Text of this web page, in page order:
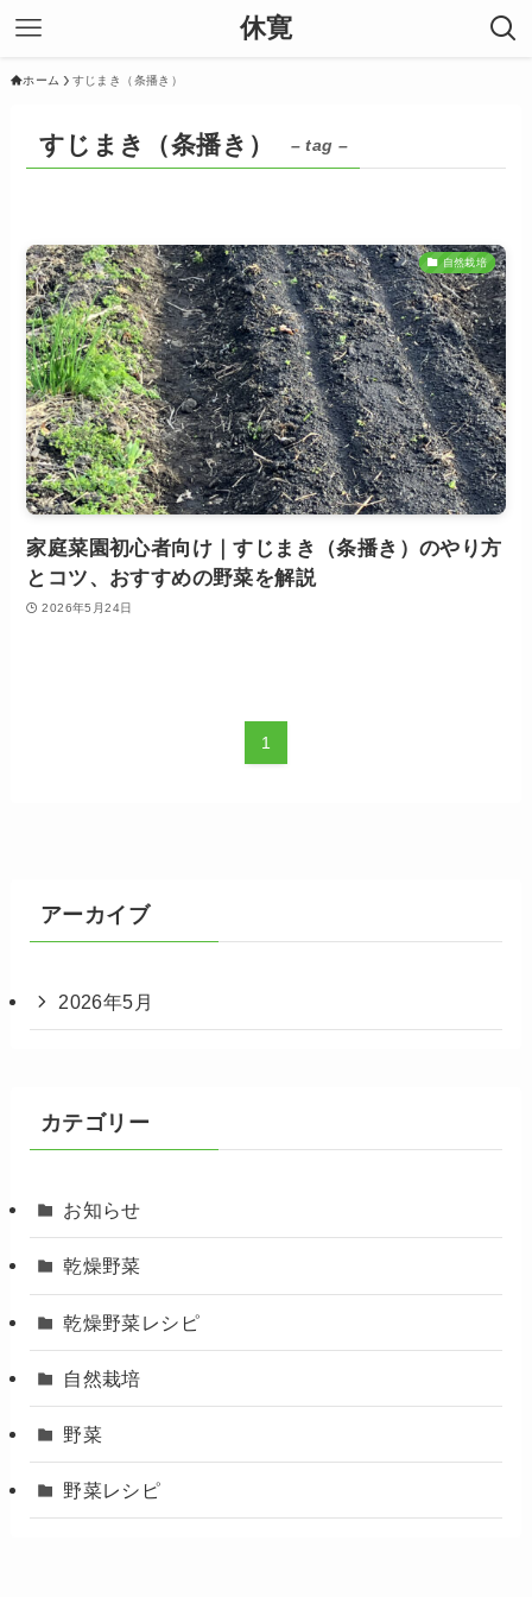
休寛
ホーム すじまき（条播き）
すじまき（条播き） – tag –
自然栽培
家庭菜園初心者向け｜すじまき（条播き）のやり方
とコツ、おすすめの野菜を解説
2026年5月24日
1
アーカイブ
2026年5月
カテゴリー
お知らせ
乾燥野菜
乾燥野菜レシピ
自然栽培
野菜
野菜レシピ